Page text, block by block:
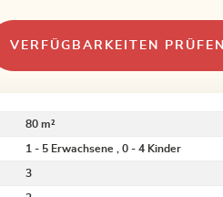
VERFÜGBARKEITEN PRÜFEN
80 m²
1 - 5 Erwachsene , 0 - 4 Kinder
3